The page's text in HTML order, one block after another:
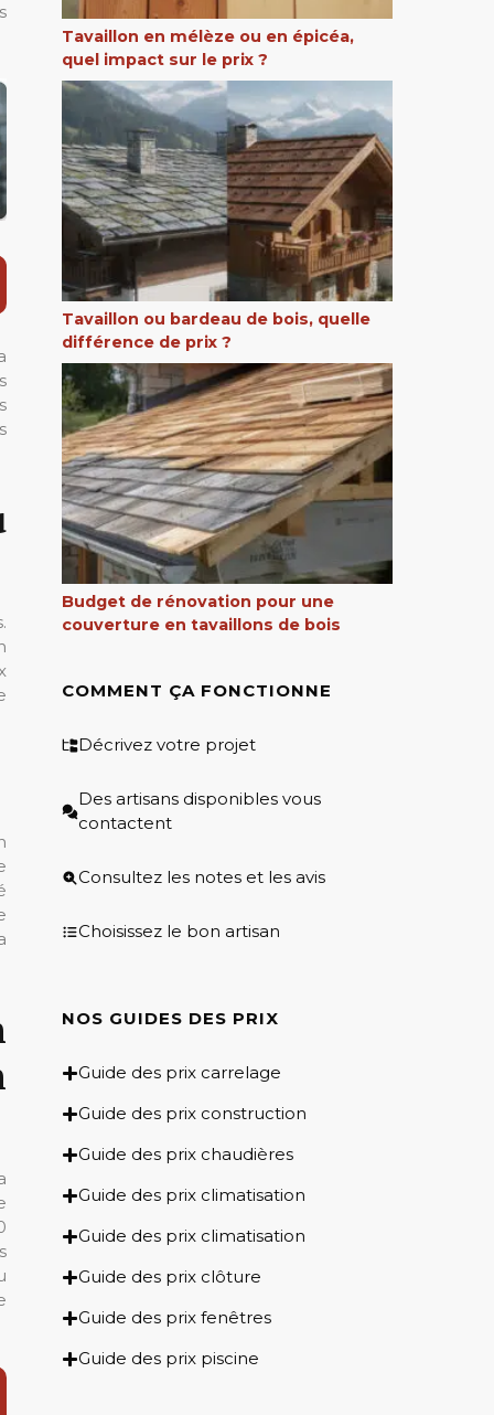
Tavaillon en mélèze ou en épicéa,
quel impact sur le prix ?
Tavaillon ou bardeau de bois, quelle
différence de prix ?
Budget de rénovation pour une
couverture en tavaillons de bois
COMMENT ÇA FONCTIONNE
Décrivez votre projet
Des artisans disponibles vous
contactent
Consultez les notes et les avis
Choisissez le bon artisan
NOS GUIDES DES PRIX​
Guide des prix carrelage
Guide des prix construction
Guide des prix chaudières
Guide des prix climatisation
Guide des prix climatisation
Guide des prix clôture
Guide des prix fenêtres
Guide des prix piscine